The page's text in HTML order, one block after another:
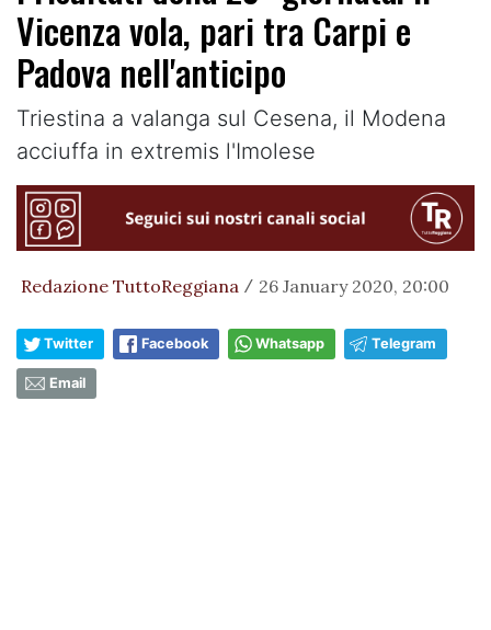
Vicenza vola, pari tra Carpi e
Padova nell'anticipo
Triestina a valanga sul Cesena, il Modena
acciuffa in extremis l'Imolese
Redazione TuttoReggiana / 26 January 2020, 20:00
Twitter Facebook Whatsapp Telegram
Email